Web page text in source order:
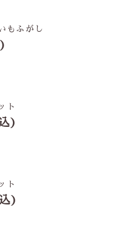
もふがし
ト
)
ト
)